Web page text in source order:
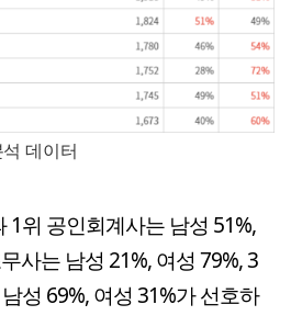
데이터
1위 공인회계사는 남성 51%,
사는 남성 21%, 여성 79%, 3
성 69%, 여성 31%가 선호하